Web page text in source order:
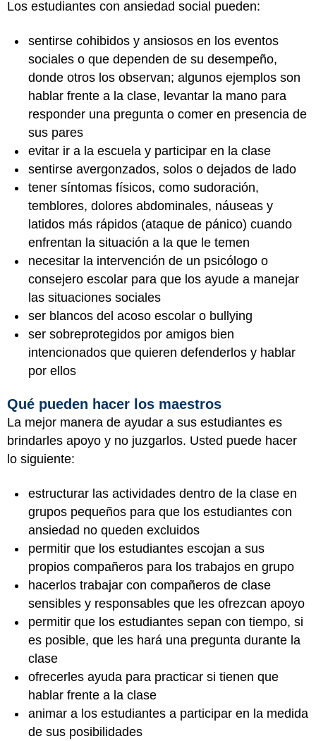
Los estudiantes con ansiedad social pueden:
sentirse cohibidos y ansiosos en los eventos
sociales o que dependen de su desempeño,
donde otros los observan; algunos ejemplos son
hablar frente a la clase, levantar la mano para
responder una pregunta o comer en presencia de
sus pares
evitar ir a la escuela y participar en la clase
sentirse avergonzados, solos o dejados de lado
tener síntomas físicos, como sudoración,
temblores, dolores abdominales, náuseas y
latidos más rápidos (ataque de pánico) cuando
enfrentan la situación a la que le temen
necesitar la intervención de un psicólogo o
consejero escolar para que los ayude a manejar
las situaciones sociales
ser blancos del acoso escolar o bullying
ser sobreprotegidos por amigos bien
intencionados que quieren defenderlos y hablar
por ellos
Qué pueden hacer los maestros
La mejor manera de ayudar a sus estudiantes es
brindarles apoyo y no juzgarlos. Usted puede hacer
lo siguiente:
estructurar las actividades dentro de la clase en
grupos pequeños para que los estudiantes con
ansiedad no queden excluidos
permitir que los estudiantes escojan a sus
propios compañeros para los trabajos en grupo
hacerlos trabajar con compañeros de clase
sensibles y responsables que les ofrezcan apoyo
permitir que los estudiantes sepan con tiempo, si
es posible, que les hará una pregunta durante la
clase
ofrecerles ayuda para practicar si tienen que
hablar frente a la clase
animar a los estudiantes a participar en la medida
de sus posibilidades